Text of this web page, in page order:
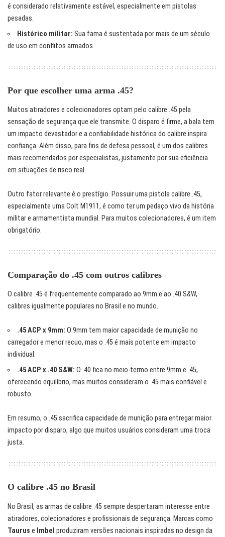
é considerado relativamente estável, especialmente em pistolas
pesadas.
Histórico militar: Sua fama é sustentada por mais de um século
de uso em conflitos armados.
Por que escolher uma arma .45?
Muitos atiradores e colecionadores optam pelo calibre .45 pela
sensação de segurança que ele transmite. O disparo é firme, a bala tem
um impacto devastador e a confiabilidade histórica do calibre inspira
confiança. Além disso, para fins de defesa pessoal, é um dos calibres
mais recomendados por especialistas, justamente por sua eficiência
em situações de risco real.
Outro fator relevante é o prestígio. Possuir uma pistola calibre .45,
especialmente uma Colt M1911, é como ter um pedaço vivo da história
militar e armamentista mundial. Para muitos colecionadores, é um item
obrigatório.
Comparação do .45 com outros calibres
O calibre .45 é frequentemente comparado ao 9mm e ao .40 S&W,
calibres igualmente populares no Brasil e no mundo.
.45 ACP x 9mm: O 9mm tem maior capacidade de munição no
carregador e menor recuo, mas o .45 é mais potente em impacto
individual.
.45 ACP x .40 S&W: O .40 fica no meio-termo entre 9mm e .45,
oferecendo equilíbrio, mas muitos consideram o .45 mais confiável e
robusto.
Em resumo, o .45 sacrifica capacidade de munição para entregar maior
impacto por disparo, algo que muitos usuários consideram uma troca
justa.
O calibre .45 no Brasil
No Brasil, as armas de calibre .45 sempre despertaram interesse entre
atiradores, colecionadores e profissionais de segurança. Marcas como
Taurus e Imbel produziram versões nacionais inspiradas no design da